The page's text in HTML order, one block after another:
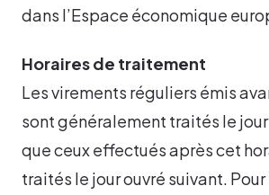
dans l’Espace économique
Horaires de traitement
Les virements réguliers émis
sont généralement traités le
que ceux effectués après cet
traités le jour ouvré suivant.